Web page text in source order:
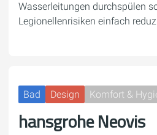
Wasserleitungen durchspülen
Legionellenrisiken einfach
Bad Design Komfort &
hansgrohe Neovis